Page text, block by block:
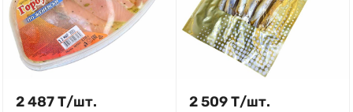
2 487Т/шт. 2 509Т/шт.